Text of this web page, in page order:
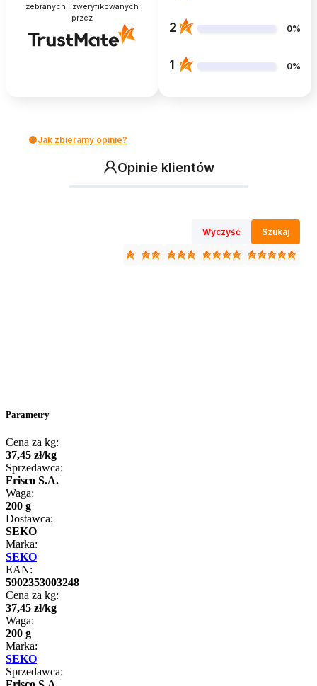
zebranych i zweryfikowanych
przez
2 0%
1 0%
Jak zbieramy opinie?
Opinie klientów
Wyczyść Szukaj
Parametry
Cena za kg:
37,45 zł/kg
Sprzedawca:
Frisco S.A.
Waga:
200 g
Dostawca:
SEKO
Marka:
SEKO
EAN:
5902353003248
Cena za kg:
37,45 zł/kg
Waga:
200 g
Marka:
SEKO
Sprzedawca: